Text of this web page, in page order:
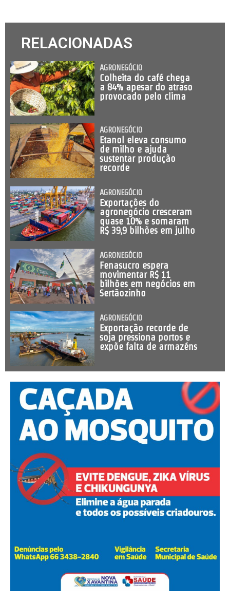
RELACIONADAS
AGRONEGÓCIO
Colheita do café chega
a 84% apesar do atraso
provocado pelo clima
AGRONEGÓCIO
Etanol eleva consumo
de milho e ajuda
sustentar produção
recorde
AGRONEGÓCIO
Exportações do
agronegócio cresceram
quase 10% e somaram
R$ 39,9 bilhões em julho
AGRONEGÓCIO
Fenasucro espera
movimentar R$ 11
bilhões em negócios em
Sertãozinho
AGRONEGÓCIO
Exportação recorde de
soja pressiona portos e
expõe falta de armazéns